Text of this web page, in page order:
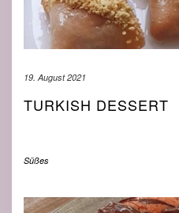
19. August 2021
TURKISH DESSERT
Süßes